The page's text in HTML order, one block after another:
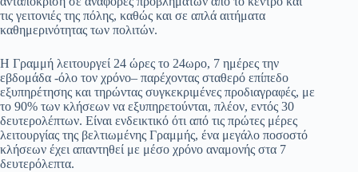
pp
m
στ
τε
τις γειτονιές της πόλης, καθώς και σε απλά αιτήματα
καθημερινότητας των πολιτών.
Η Γραμμή λειτουργεί 24 ώρες το 24ωρο, 7 ημέρες την
εβδομάδα -όλο τον χρόνο– παρέχοντας σταθερό επίπεδο
εξυπηρέτησης και τηρώντας συγκεκριμένες προδιαγραφές, με
το 90% των κλήσεων να εξυπηρετούνται, πλέον, εντός 30
δευτερολέπτων. Είναι ενδεικτικό ότι από τις πρώτες μέρες
λειτουργίας της βελτιωμένης Γραμμής, ένα μεγάλο ποσοστό
κλήσεων έχει απαντηθεί με μέσο χρόνο αναμονής στα 7
δευτερόλεπτα.